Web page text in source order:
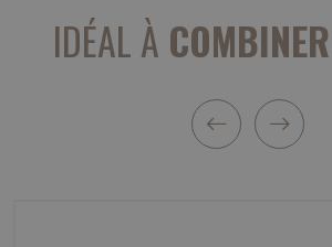
IDÉAL À COMBINER